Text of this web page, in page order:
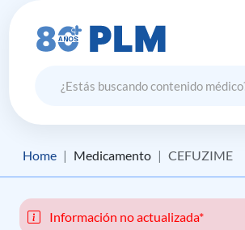
Home Medicamento CEFUZIME
Información no actualizada*